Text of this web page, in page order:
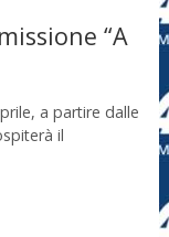
“A
a partire dalle
il